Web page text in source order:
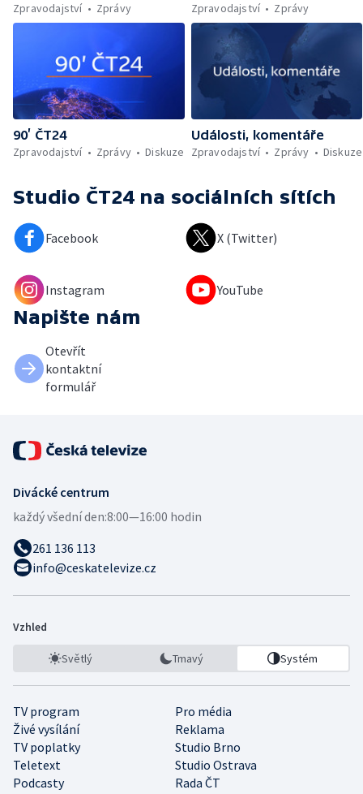
Zpravodajství
Zprávy
Zpravodajství
Zprávy
90’ ČT24
Zpravodajství
Zprávy Diskuze
Události, komentáře
Zpravodajství
Zprávy Diskuze
Studio ČT24 na sociálních sítích
Facebook X (Twitter)
Instagram YouTube
Napište nám
Otevřít
kontaktní
formulář
Divácké centrum
každý všední den:8:00—16:00 hodin
261 136 113
info@ceskatelevize.cz
Vzhled
Světlý Tmavý Systém
TV program
Pro média
Živé vysílání
Reklama
TV poplatky
Studio Brno
Teletext
Studio Ostrava
Podcasty
Rada ČT